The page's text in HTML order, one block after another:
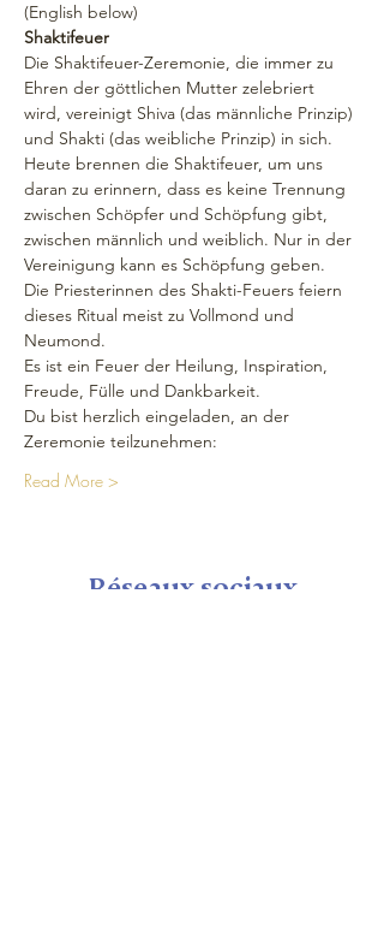
(English below)
Shaktifeuer
Die Shaktifeuer-Zeremonie, die immer zu
Ehren der göttlichen Mutter zelebriert
wird, vereinigt Shiva (das männliche Prinzip)
und Shakti (das weibliche Prinzip) in sich.
Heute brennen die Shaktifeuer, um uns
daran zu erinnern, dass es keine Trennung
zwischen Schöpfer und Schöpfung gibt,
zwischen männlich und weiblich. Nur in der
Vereinigung kann es Schöpfung geben.
Die Priesterinnen des Shakti-Feuers feiern
dieses Ritual meist zu Vollmond und
Neumond.
Es ist ein Feuer der Heilung, Inspiration,
Freude, Fülle und Dankbarkeit.
Du bist herzlich eingeladen, an der
Zeremonie teilzunehmen:
Read More >
Réseaux sociaux